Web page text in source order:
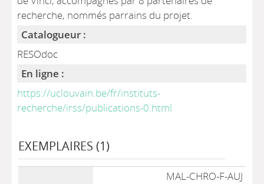
recherche, nommés parrains du projet.
Catalogueur :
RESOdoc
En ligne :
https://uclouvain.be/fr/instituts-
recherche/irss/publications-0.html
EXEMPLAIRES (1)
MAL-CHRO-F-AUJ